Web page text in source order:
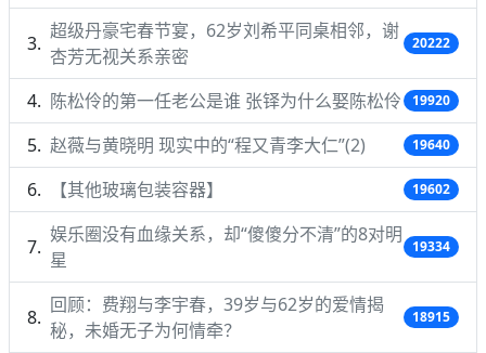
超级丹豪宅春节宴，62岁刘希平同桌相邻，谢
杏芳无视关系亲密
20222
陈松伶的第一任老公是谁 张铎为什么娶陈松伶 19920
赵薇与黄晓明 现实中的“程又青李大仁”(2) 19640
【其他玻璃包装容器】 19602
娱乐圈没有血缘关系，却“傻傻分不清”的8对明
星
19334
回顾：费翔与李宇春，39岁与62岁的爱情揭
秘，未婚无子为何情牵？
18915